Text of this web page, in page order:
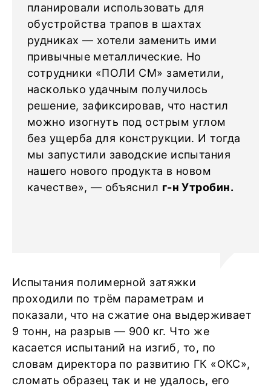
планировали использовать для
обустройства трапов в шахтах
рудниках — хотели заменить ими
привычные металлические. Но
сотрудники «ПОЛИ СМ» заметили,
насколько удачным получилось
решение, зафиксировав, что настил
можно изогнуть под острым углом
без ущерба для конструкции. И тогда
мы запустили заводские испытания
нашего нового продукта в новом
качестве», — объяснил г-н Утробин.
Испытания полимерной затяжки
проходили по трём параметрам и
показали, что на сжатие она выдерживает
9 тонн, на разрыв — 900 кг. Что же
касается испытаний на изгиб, то, по
словам директора по развитию ГК «ОКС»,
сломать образец так и не удалось, его